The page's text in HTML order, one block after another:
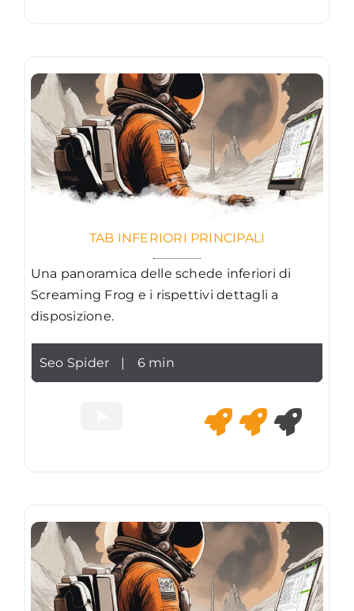
TAB INFERIORI PRINCIPALI
Una panoramica delle schede inferiori di
Screaming Frog e i rispettivi dettagli a
disposizione.
Seo Spider 6 min